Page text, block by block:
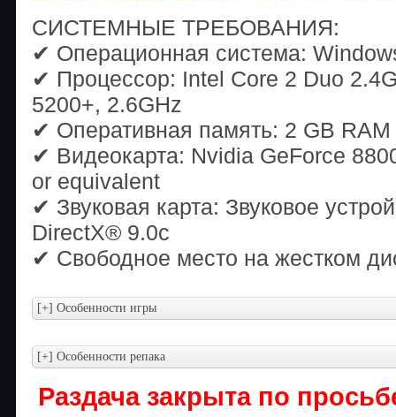
СИСТЕМНЫЕ ТРЕБОВАНИЯ:
✔ Операционная система:
✔ Процессор: Intel Core 2 Duo
5200+, 2.6GHz
✔ Оперативная память: 2 GB RAM
✔ Видеокарта: Nvidia GeForce
or equivalent
✔ Звуковая карта: Звуковое
DirectX® 9.0с
✔ Свободное место на жестком
Раздача закрыта по